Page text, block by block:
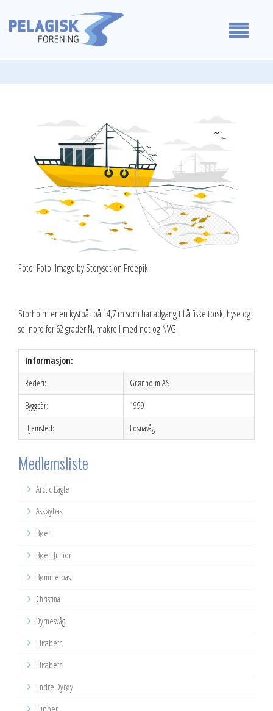
For medlemmer
Om oss
Kontakt oss
Foto: Foto: Image by Storyset on Freepik
Storholm er en kystbåt på 14,7 m som har adgang til å fiske torsk, hyse og
sei nord for 62 grader N, makrell med not og NVG.
Informasjon:
Rederi:
Grønholm AS
Byggeår:
1999
Hjemsted:
Fosnavåg
Medlemsliste
Arctic Eagle
Askøybas
Bøen
Bøen Junior
Bømmelbas
Christina
Dyrnesvåg
Elisabeth
Elisabeth
Endre Dyrøy
Flipper